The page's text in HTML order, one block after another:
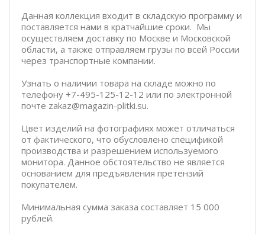
Данная коллекция входит в складскую программу и
поставляется нами в кратчайшие сроки. Мы
осуществляем доставку по Москве и Московской
области, а также отправляем грузы по всей России
через транспортные компании.
Узнать о наличии товара на складе можно по
телефону +7-495-125-12-12 или по электронной
почте zakaz@magazin-plitki.su.
Цвет изделий на фотографиях может отличаться
от фактического, что обусловлено спецификой
производства и разрешением используемого
монитора. Данное обстоятельство не является
основанием для предъявления претензий
покупателем.
Минимальная сумма заказа составляет 15 000
рублей.